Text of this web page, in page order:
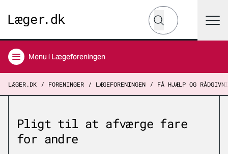
Hvad leder du efter?
Søg
Menu i Lægeforeningen
LÆGER.DK FORENINGER LÆGEFORENINGEN FÅ HJÆLP OG
Pligt til at afværge fare
for andre